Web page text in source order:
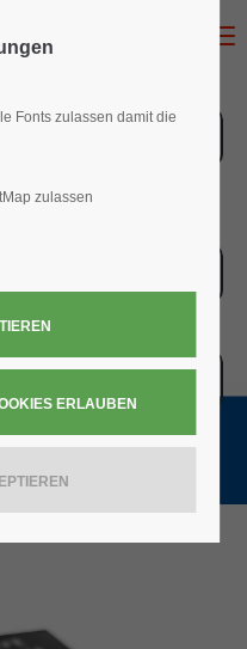
Fonts zulassen damit die
zulassen